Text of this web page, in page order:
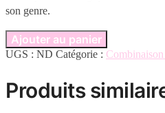
son genre.
Ajouter au panier
UGS : ND Catégorie :
Produits